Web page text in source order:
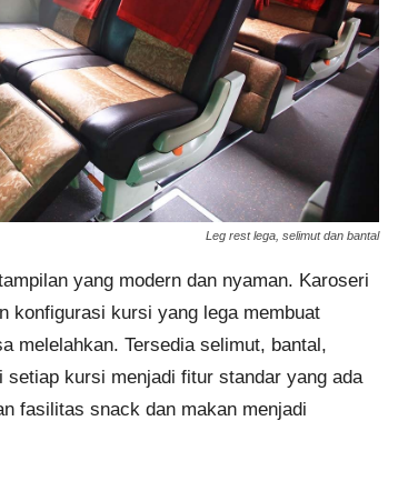
Leg rest lega, selimut dan bantal
yang modern dan nyaman. Karoseri
konfigurasi kursi yang lega membuat
melelahkan. Tersedia selimut, bantal,
kursi menjadi fitur standar yang ada
fasilitas snack dan makan menjadi